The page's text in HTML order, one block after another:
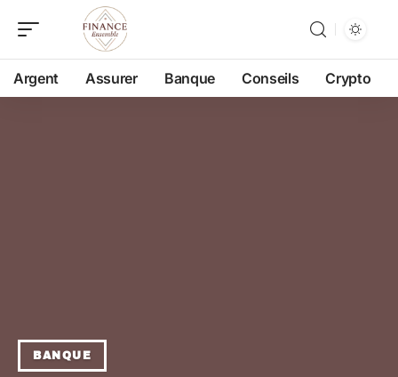
Argent Assurer Banque Conseils Crypto
BANQUE